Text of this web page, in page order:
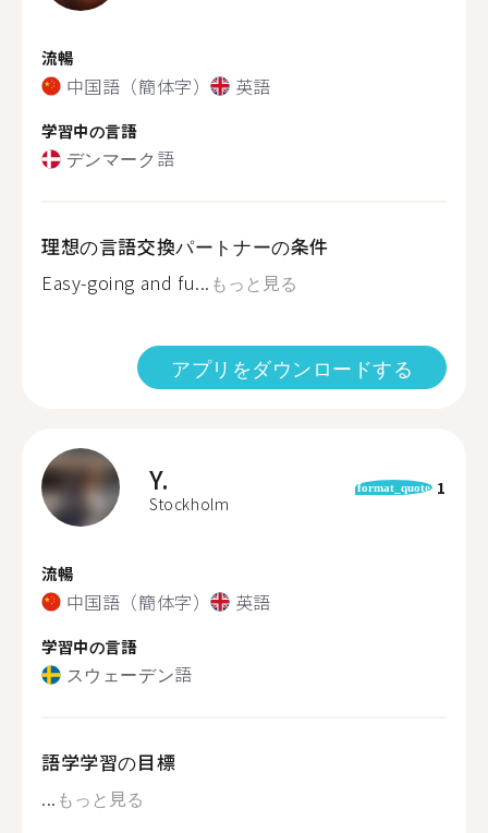
流暢
中国語（簡体字） 英語
学習中の言語
デンマーク語
理想の言語交換パートナーの条件
Easy-going and fu... もっと見る
アプリをダウンロードする
Y.
Stockholm
format_quote 1
流暢
中国語（簡体字） 英語
学習中の言語
スウェーデン語
語学学習の目標
... もっと見る